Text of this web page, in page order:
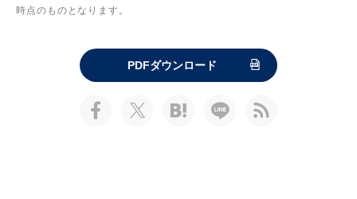
時点のものとなります。
PDFダウンロード